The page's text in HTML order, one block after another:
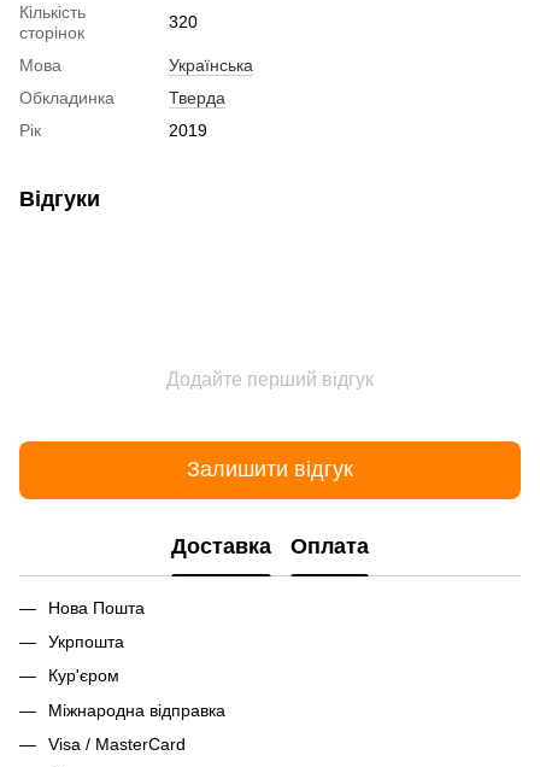
Кількість
сторінок
320
Мова
Українська
Обкладинка
Тверда
Рік
2019
Відгуки
Додайте перший відгук
Залишити відгук
Доставка Оплата
Нова Пошта
Укрпошта
Кур'єром
Міжнародна відправка
Visa / MasterCard